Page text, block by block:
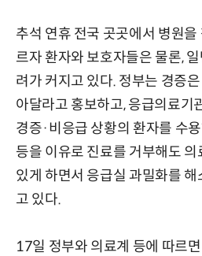
추석 연휴 전국 곳곳에서 병원
르자 환자와 보호자들은 물론,
려가 커지고 있다. 정부는 경증
아달라고 홍보하고, 응급의료기
경증·비응급 상황의 환자를 수
등을 이유로 진료를 거부해도
있게 하면서 응급실 과밀화를
고 있다.
17일 정부와 의료계 등에 따르